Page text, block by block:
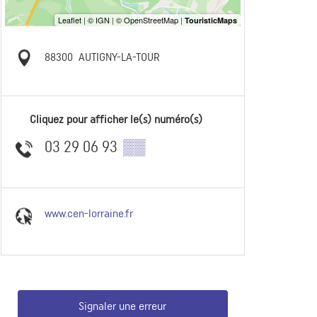
88300 AUTIGNY-LA-TOUR
Cliquez pour afficher le(s) numéro(s)
03 29 06 93 ▒▒
www.cen-lorraine.fr
Signaler une erreur